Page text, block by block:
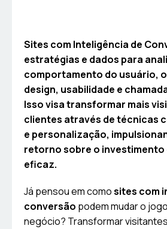
Sites com Inteligência de
estratégias e dados para
comportamento do usuário,
design, usabilidade e
Isso visa transformar mais
clientes através de técnicas
e personalização,
retorno sobre o investimento
eficaz.
Já pensou em comosites com
conversão podem mudar o
negócio? Transformar